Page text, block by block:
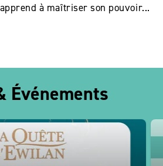
à maîtriser son pouvoir...
Événements